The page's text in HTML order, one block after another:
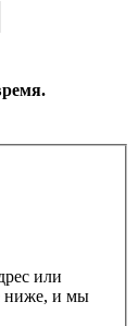
или
ниже, и мы